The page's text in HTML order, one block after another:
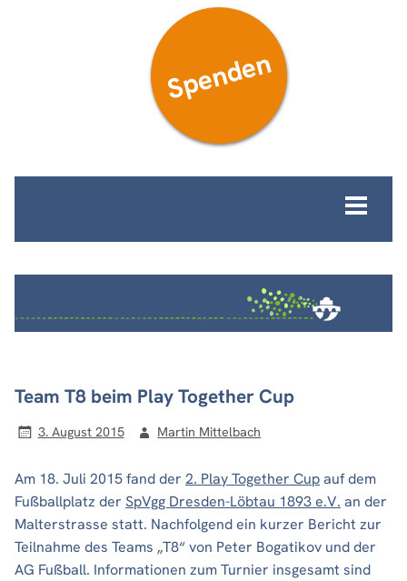
Spenden
Team T8 beim Play Together Cup
3. August 2015 Martin Mittelbach
Am 18. Juli 2015 fand der 2. Play Together Cupauf dem
Fußballplatz der SpVgg Dresden-Löbtau 1893 e.V. an der
Malterstrasse statt. Nachfolgend ein kurzer Bericht zur
Teilnahme des Teams „T8“ von Peter Bogatikov und der
AG Fußball. Informationen zum Turnier insgesamt sind